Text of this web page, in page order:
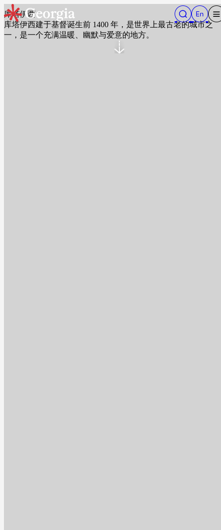
库塔伊西
库塔伊西建于基督诞生前 1400 年，是世界上最古老的城市之
一，是一个充满温暖、幽默与爱意的地方。